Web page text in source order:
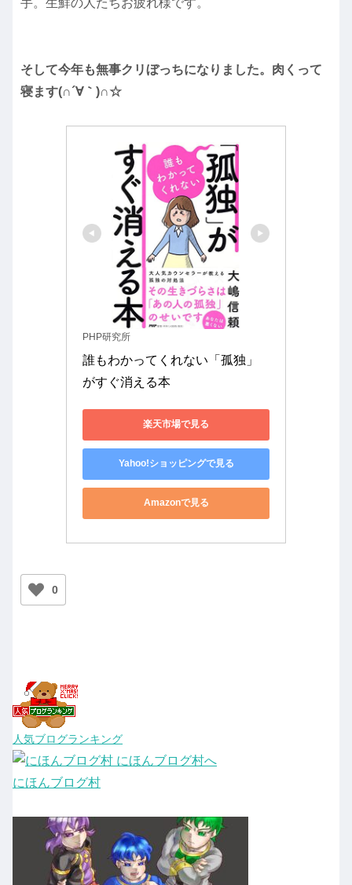
手。生鮮の人たちお疲れ様です。
そして今年も無事クリぼっちになりました。肉くって
寝ます(∩´∀｀)∩☆
PHP研究所
誰もわかってくれない「孤独」
がすぐ消える本
楽天市場で見る
Yahoo!ショッピングで見る
Amazonで見る
0
人気ブログランキング
にほんブログ村